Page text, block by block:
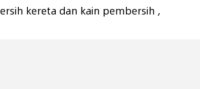
kereta dan kain pembersih ,